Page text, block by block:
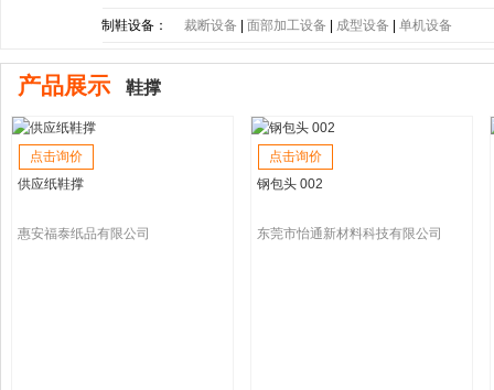
制鞋设备： 裁断设备 |面部加工设备 成型设备 |单机设备
产品展示 鞋撑
点击询价
供应纸鞋撑
惠安福泰纸品有限公司
点击询价
钢包头 002
东莞市怡通新材料科技有限公司